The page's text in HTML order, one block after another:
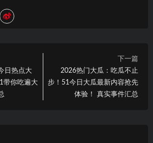
日热点大
带你吃遍大
下一篇
2026热门大瓜：吃瓜不止
步！51今日大瓜最新内容抢先
体验！ 真实事件汇总